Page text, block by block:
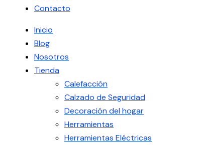
Contacto
Inicio
Blog
Nosotros
Tienda
Calefacción
Calzado de Seguridad
Decoración del hogar
Herramientas
Herramientas Eléctricas